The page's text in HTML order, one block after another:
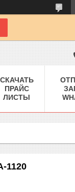
СКАЧАТЬ
ПРАЙС
ЛИСТЫ
1120